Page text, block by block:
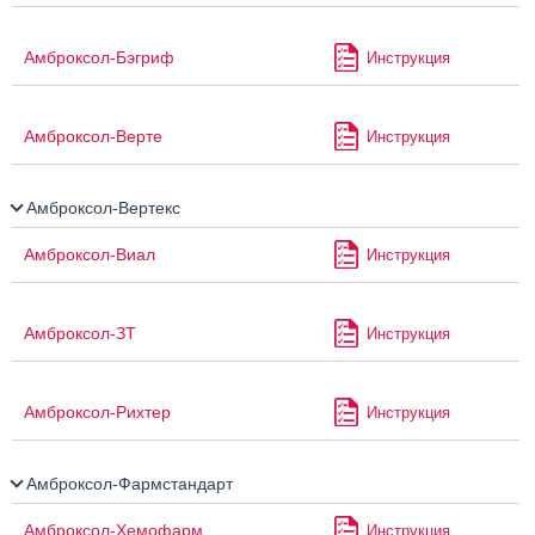
Амброксол-Бэгриф Инструкция
Амброксол-Верте Инструкция
Амброксол-Вертекс
Амброксол-Виал Инструкция
Амброксол-ЗТ Инструкция
Амброксол-Рихтер Инструкция
Амброксол-Фармстандарт
Амброксол-Хемофарм Инструкция